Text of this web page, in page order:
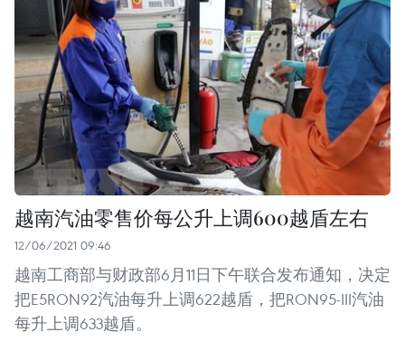
越南汽油零售价每公升上调600越盾左右
12/06/2021 09:46
越南工商部与财政部6月11日下午联合发布通知，决定
把E5RON92汽油每升上调622越盾，把RON95-III汽油
每升上调633越盾。